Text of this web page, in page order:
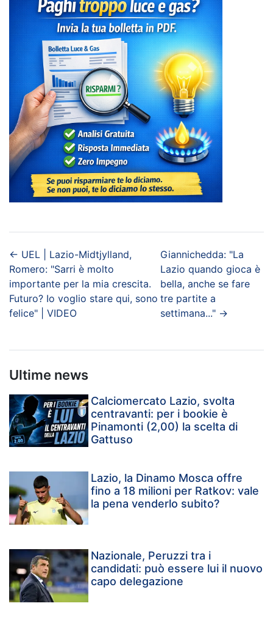
← UEL | Lazio-Midtjylland,
Romero: "Sarri è molto
importante per la mia crescita.
Futuro? Io voglio stare qui, sono
felice" | VIDEO
Giannichedda: "La
Lazio quando gioca è
bella, anche se fare
tre partite a
settimana..." →
Ultime news
Calciomercato Lazio, svolta
centravanti: per i bookie è
Pinamonti (2,00) la scelta di
Gattuso
Lazio, la Dinamo Mosca offre
fino a 18 milioni per Ratkov: vale
la pena venderlo subito?
Nazionale, Peruzzi tra i
candidati: può essere lui il nuovo
capo delegazione